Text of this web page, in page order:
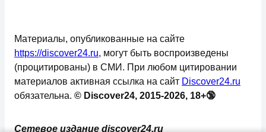
Сетевое издание discover24.ru
Материалы, опубликованные на сайте
https://discover24.ru, могут быть воспроизведены
(процитированы) в СМИ. При любом цитировании
материалов активная ссылка на сайт Discover24.ru
обязательна. © Discover24, 2015-2026, 18+🔞